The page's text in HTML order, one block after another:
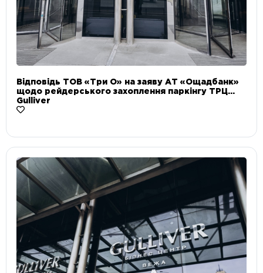
Відповідь ТОВ «Три О» на заяву АТ «Ощадбанк»
щодо рейдерського захоплення паркінгу ТРЦ
Gulliver